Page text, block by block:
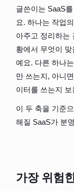
글쓴이는 SaaS
요. 하나는 작업
아주고 정리하는
황에서 무엇이
예요. 다른 하나
만 쓰는지, 아니
이터를 쓰는지 보
이 두 축을 기준
해질 SaaS가 분
가장 위험